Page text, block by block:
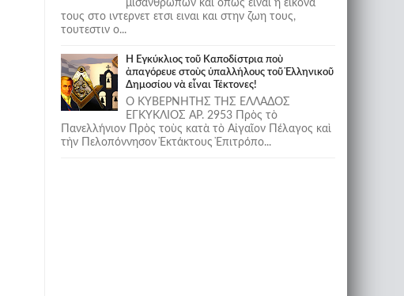
μισάνθρωπων και οπως ειναι η εικονα
τους στο ιντερνετ ετσι ειναι και στην ζωη τους,
τουτεστιν ο...
Ἡ Ἐγκύκλιος τοῦ Καποδίστρια ποὺ
ἀπαγόρευε στοὺς ὑπαλλήλους τοῦ Ἑλληνικοῦ
Δημοσίου νὰ εἶναι Τέκτονες!
Ο ΚΥΒΕΡΝΗΤΗΣ ΤΗΣ ΕΛΛΑΔΟΣ
ΕΓΚΥΚΛΙΟΣ ΑΡ. 2953 Πρὸς τὸ
Πανελλήνιον Πρὸς τοὺς κατὰ τὸ Αἰγαῖον Πέλαγος καὶ
τὴν Πελοπόννησον Ἐκτάκτους Ἐπιτρόπο...